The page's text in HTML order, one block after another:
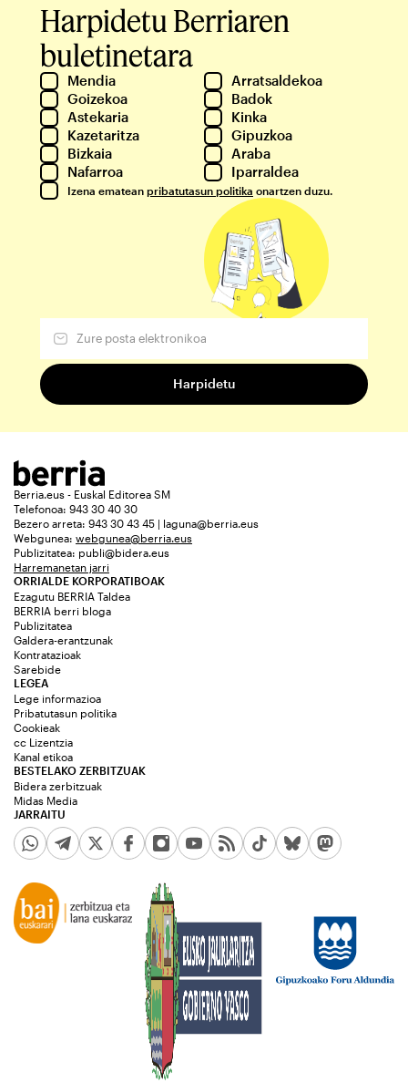
Harpidetu Berriaren
buletinetara
Mendia
Arratsaldekoa
Goizekoa
Badok
Astekaria
Kinka
Kazetaritza
Gipuzkoa
Bizkaia
Araba
Nafarroa
Iparraldea
Izena ematean pribatutasun politika onartzen duzu.
Berria.eus - Euskal Editorea SM
Telefonoa: 943 30 40 30
Bezero arreta: 943 30 43 45 | laguna@berria.eus
Webgunea: webgunea@berria.eus
Publizitatea: publi@bidera.eus
Harremanetan jarri
ORRIALDE KORPORATIBOAK
Ezagutu BERRIA Taldea
BERRIA berri bloga
Publizitatea
Galdera-erantzunak
Kontratazioak
Sarebide
JARRAITU
LEGEA
Lege informazioa
Pribatutasun politika
Cookieak
cc Lizentzia
Kanal etikoa
BESTELAKO ZERBITZUAK
Bidera zerbitzuak
Midas Media